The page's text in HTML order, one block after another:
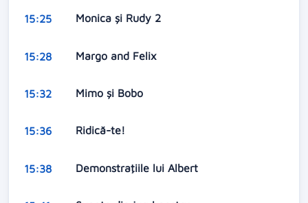
15:25 Monica și Rudy 2
15:28 Margo and Felix
15:32 Mimo şi Bobo
15:36 Ridică-te!
15:38 Demonstraţiile lui Albert